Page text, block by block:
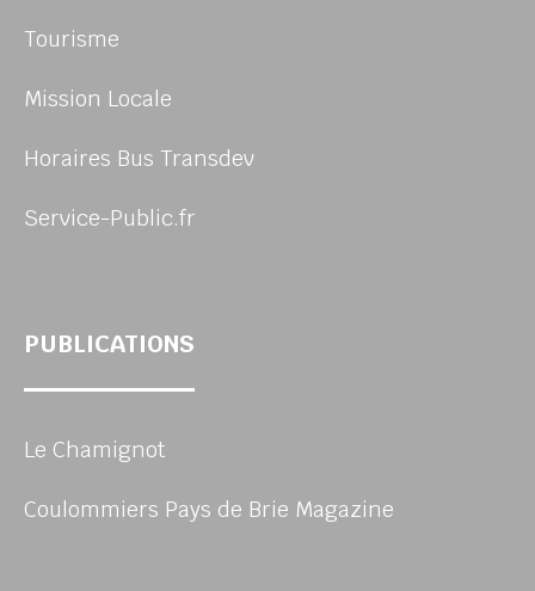
Tourisme
Mission Locale
Horaires Bus Transdev
Service-Public.fr
PUBLICATIONS
Le Chamignot
Coulommiers Pays de Brie Magazine